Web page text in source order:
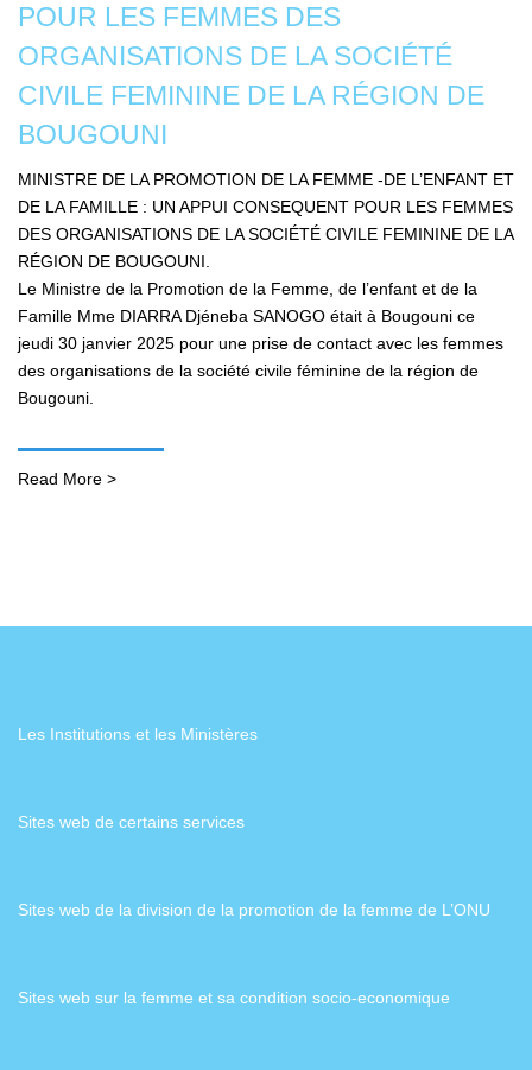
POUR LES FEMMES DES
ORGANISATIONS DE LA SOCIÉTÉ
CIVILE FEMININE DE LA RÉGION DE
BOUGOUNI
MINISTRE DE LA PROMOTION DE LA FEMME -DE L’ENFANT ET
DE LA FAMILLE : UN APPUI CONSEQUENT POUR LES FEMMES
DES ORGANISATIONS DE LA SOCIÉTÉ CIVILE FEMININE DE LA
RÉGION DE BOUGOUNI.
Le Ministre de la Promotion de la Femme, de l’enfant et de la
Famille Mme DIARRA Djéneba SANOGO était à Bougouni ce
jeudi 30 janvier 2025 pour une prise de contact avec les femmes
des organisations de la société civile féminine de la région de
Bougouni.
Read More >
Les Institutions et les Ministères
Sites web de certains services
Sites web de la division de la promotion de la femme de L’ONU
Sites web sur la femme et sa condition socio-economique